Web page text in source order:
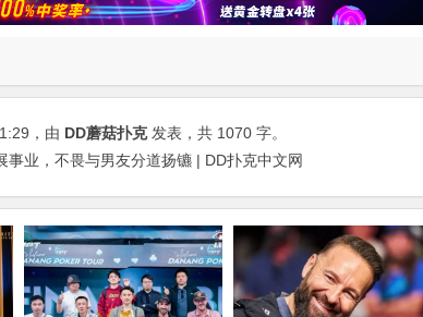
，由 DD蘑菇扑克发表，共 1070 字。
事业，不畏与男友分道扬镳 | DD扑克中文网